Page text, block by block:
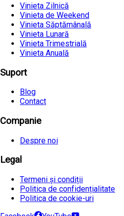
Vinieta Zilnică
Vinieta de Weekend
Vinieta Săptămânală
Vinieta Lunară
Vinieta Trimestrială
Vinieta Anuală
Suport
Blog
Contact
Companie
Despre noi
Legal
Termeni și condiții
Politica de confidențialitate
Politica de cookie-uri